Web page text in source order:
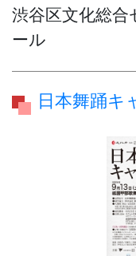
渋谷区文化総合
ール
日本舞踊キ